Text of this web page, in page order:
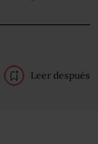
Leer después